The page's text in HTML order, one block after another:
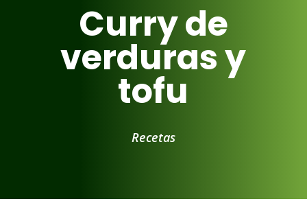
Curry de
verduras y
tofu
Recetas